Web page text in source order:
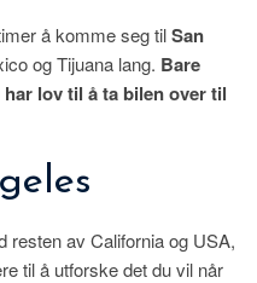
å komme seg tilSan
og Tijuana lang. Bare
lov til å ta bilen over til
resten av California og USA,
til å utforske det du vil når